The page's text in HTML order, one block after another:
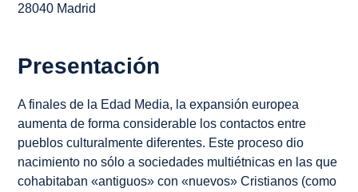
28040 Madrid
Presentación
A finales de la Edad Media, la expansión europea
aumenta de forma considerable los contactos entre
pueblos culturalmente diferentes. Este proceso dio
nacimiento no sólo a sociedades multiétnicas en las que
cohabitaban «antiguos» con «nuevos» Cristianos (como